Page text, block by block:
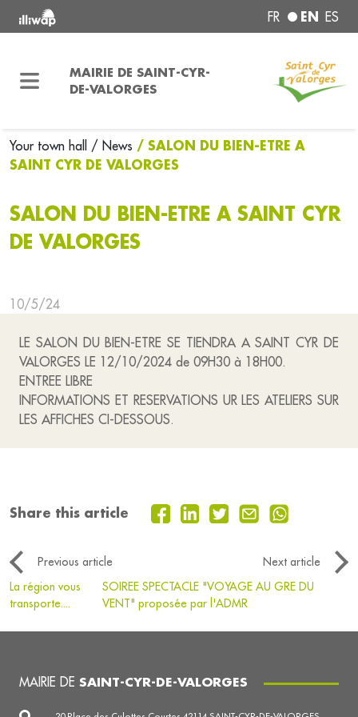
FR EN ES
MAIRIE DE SAINT-CYR-
DE-VALORGES
Your town hall / News / SALON DU BIEN-ETRE A
SAINT CYR DE VALORGES
SALON DU BIEN-ETRE A SAINT CYR
DE VALORGES
10/5/24
LE SALON DU BIEN-ETRE SE TIENDRA A SAINT CYR DE
VALORGES LE 12/10/2024 de 09H30 à 18H00.
ENTREE LIBRE
INFORMATIONS ET RESERVATIONS UR LES ATELIERS SUR
LES AFFICHES CI-DESSOUS.
Share this article
Previous article
Next article
La région vous
transporte....
SOIREE SPECTACLE "VOYAGE AU GRE DU
VENT" proposée par l'ADMR
MAIRIE DE SAINT-CYR-DE-VALORGES